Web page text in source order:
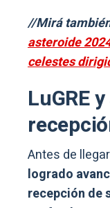
//Mirá
asteroide
celestes
LuGRE
Antes de
logrado
recepción de